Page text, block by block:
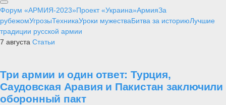
Форум «АРМИЯ-2023»Проект «Украина»АрмияЗа
рубежомУгрозыТехникаУроки мужестваБитва за историюЛучшие
традиции русской армии
7 августа Статьи
Три армии и один ответ: Турция,
Саудовская Аравия и Пакистан заключили
оборонный пакт